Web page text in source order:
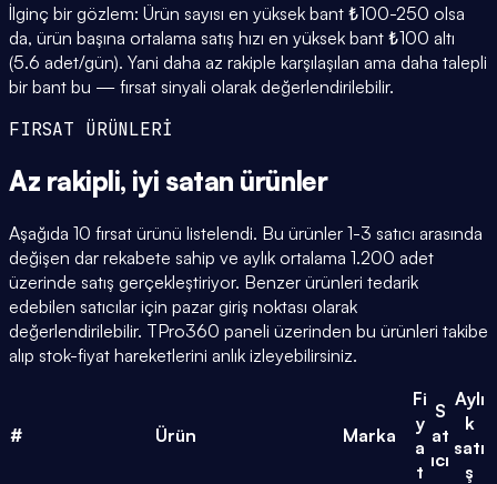
İlginç bir gözlem: Ürün sayısı en yüksek bant ₺100-250 olsa
da, ürün başına ortalama satış hızı en yüksek bant ₺100 altı
(5.6 adet/gün). Yani daha az rakiple karşılaşılan ama daha talepli
bir bant bu — fırsat sinyali olarak değerlendirilebilir.
FIRSAT ÜRÜNLERİ
Az rakipli, iyi satan ürünler
Aşağıda 10 fırsat ürünü listelendi. Bu ürünler 1-3 satıcı arasında
değişen dar rekabete sahip ve aylık ortalama 1.200 adet
üzerinde satış gerçekleştiriyor. Benzer ürünleri tedarik
edebilen satıcılar için pazar giriş noktası olarak
değerlendirilebilir. TPro360 paneli üzerinden bu ürünleri takibe
alıp stok-fiyat hareketlerini anlık izleyebilirsiniz.
# Ürün Marka
Fi
y
a
t
S
at
ıcı
Aylı
k
satı
ş